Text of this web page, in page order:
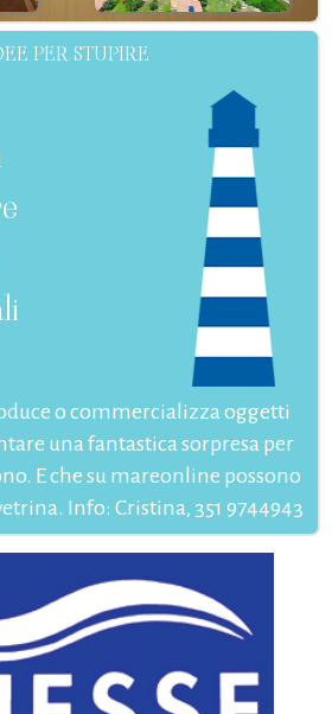
PER STUPIRE
o commercializza oggetti
una fantastica sorpresa per
E che su mareonline possono
Info: Cristina, 351 9744943